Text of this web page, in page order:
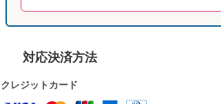
対応決済方法
クレジットカード